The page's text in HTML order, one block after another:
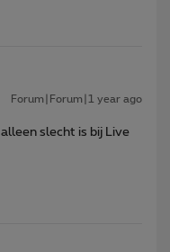
Forum|Forum|1 year ago
slecht is bij Live